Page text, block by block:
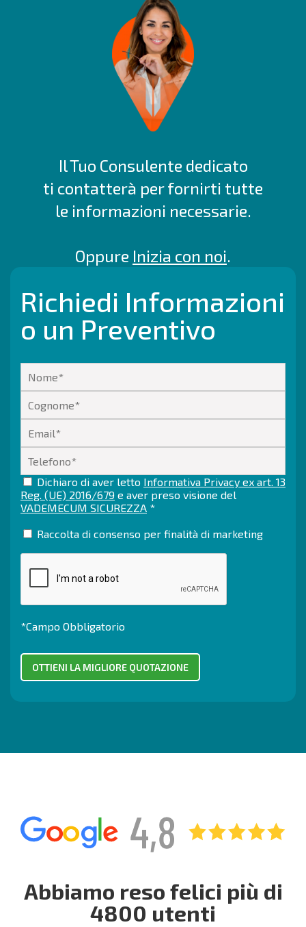
Il Tuo Consulente dedicato
ti contatterà per fornirti tutte
le informazioni necessarie.
Oppure Inizia con noi.
Richiedi Informazioni
o un Preventivo
Dichiaro di aver letto Informativa Privacy ex art. 13
Reg. (UE) 2016/679 e aver preso visione del
VADEMECUM SICUREZZA *
Raccolta di consenso per finalità di marketing
*Campo Obbligatorio
Abbiamo reso felici più di
4800 utenti